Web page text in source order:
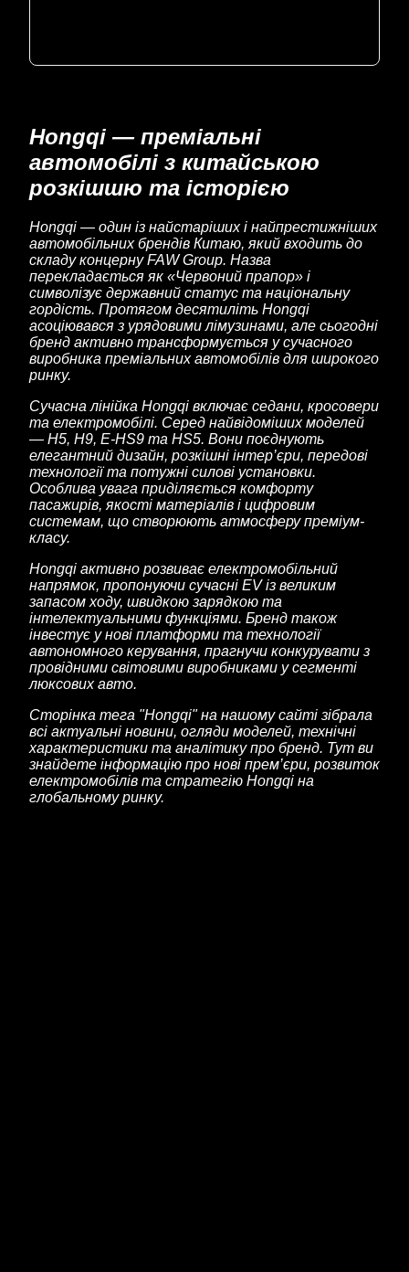
Hongqi — преміальні
автомобілі з китайською
розкішшю та історією
Hongqi — один із найстаріших і найпрестижніших
автомобільних брендів Китаю, який входить до
складу концерну FAW Group. Назва
перекладається як «Червоний прапор» і
символізує державний статус та національну
гордість. Протягом десятиліть Hongqi
асоціювався з урядовими лімузинами, але сьогодні
бренд активно трансформується у сучасного
виробника преміальних автомобілів для широкого
ринку.
Сучасна лінійка Hongqi включає седани, кросовери
та електромобілі. Серед найвідоміших моделей
— H5, H9, E-HS9 та HS5. Вони поєднують
елегантний дизайн, розкішні інтер’єри, передові
технології та потужні силові установки.
Особлива увага приділяється комфорту
пасажирів, якості матеріалів і цифровим
системам, що створюють атмосферу преміум-
класу.
Hongqi активно розвиває електромобільний
напрямок, пропонуючи сучасні EV із великим
запасом ходу, швидкою зарядкою та
інтелектуальними функціями. Бренд також
інвестує у нові платформи та технології
автономного керування, прагнучи конкурувати з
провідними світовими виробниками у сегменті
люксових авто.
Сторінка тега "Hongqi" на нашому сайті зібрала
всі актуальні новини, огляди моделей, технічні
характеристики та аналітику про бренд. Тут ви
знайдете інформацію про нові прем’єри, розвиток
електромобілів та стратегію Hongqi на
глобальному ринку.